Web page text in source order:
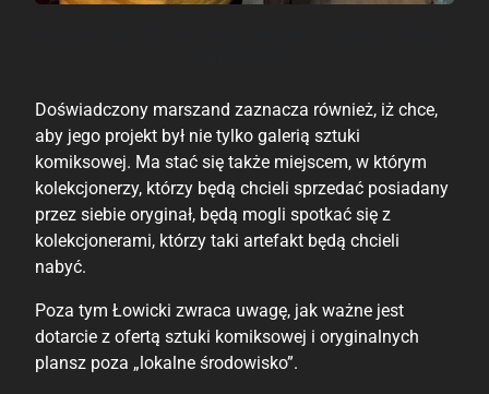
Doświadczony marszand zaznacza również, iż chce,
aby jego projekt był nie tylko galerią sztuki
komiksowej. Ma stać się także miejscem, w którym
kolekcjonerzy, którzy będą chcieli sprzedać posiadany
przez siebie oryginał, będą mogli spotkać się z
kolekcjonerami, którzy taki artefakt będą chcieli
nabyć.
Poza tym Łowicki zwraca uwagę, jak ważne jest
dotarcie z ofertą sztuki komiksowej i oryginalnych
plansz poza „lokalne środowisko”.